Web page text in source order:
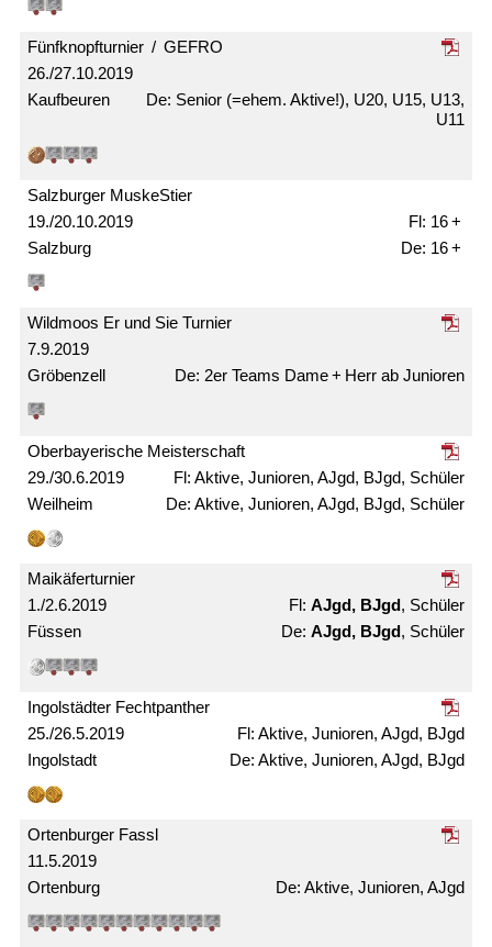
26./27.10.2019
Fünfknopf­­turnier / GEFRO
Kaufbeuren
Senior (=ehem. Aktive!), U20, U15, U13,
U11
19./20.10.2019
Salzburger MuskeStier
Salzburg
16 +
16 +
7.9.2019
Wildmoos Er und Sie Turnier
Gröbenzell 2er Teams Dame + Herr ab Junioren
29./30.6.2019
Ober­bayerische Meister­schaft
Weilheim
Aktive, Junioren, AJgd, BJgd, Schüler
Aktive, Junioren, AJgd, BJgd, Schüler
1./2.6.2019
Maikäfer­turnier
Füssen
AJgd, BJgd, Schüler
AJgd, BJgd, Schüler
25./26.5.2019
Ingolstädter Fechtpanther
Ingolstadt
Aktive, Junioren, AJgd, BJgd
Aktive, Junioren, AJgd, BJgd
11.5.2019
Ortenburger Fassl
Ortenburg Aktive, Junioren, AJgd